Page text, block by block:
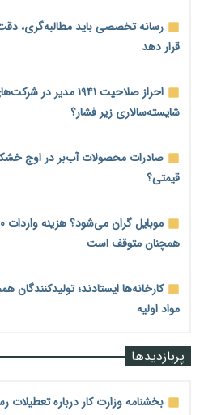
رسانه تخصصی باید مطالبه‌گری،
قرار دهد
احراز صلاحیت ۱۹۴۱
شایسته‌سالاری زیر فشار؟
صادرات محصولات آب‌بر در اوج
قیمتی؟
همچنان متوقف است
کارخانه‌ها ایستادند؛
مواد اولیه
قیمت مسکن در دست سازنده‌های
پربازدیدها
بخشنامه وزارت کار درباره